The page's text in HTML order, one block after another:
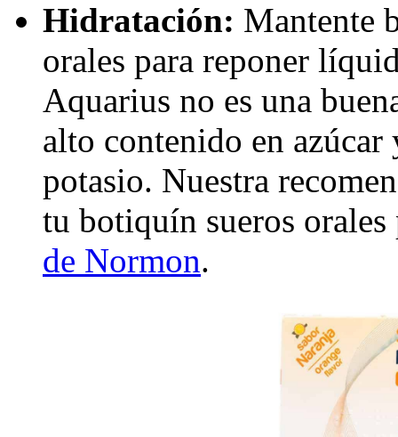
Hidratación: Mantente
orales para reponer
Aquarius no es una
alto contenido en
potasio. Nuestra
tu botiquín sueros
de Normon.